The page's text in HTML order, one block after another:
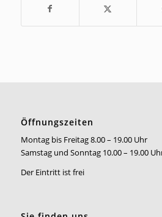
Öffnungszeiten
Montag bis Freitag 8.00 – 19.00 Uhr
Samstag und Sonntag 10.00 – 19.00
Der Eintritt ist frei